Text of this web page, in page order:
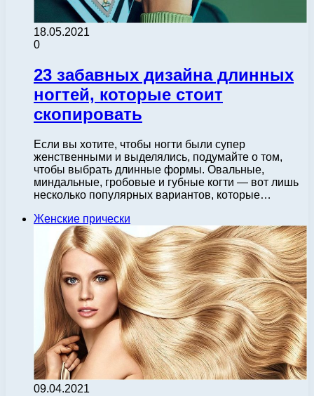
18.05.2021
0
23 забавных дизайна длинных
ногтей, которые стоит
скопировать
Если вы хотите, чтобы ногти были супер
женственными и выделялись, подумайте о том,
чтобы выбрать длинные формы. Овальные,
миндальные, гробовые и губные когти — вот лишь
несколько популярных вариантов, которые…
Женские прически
09.04.2021